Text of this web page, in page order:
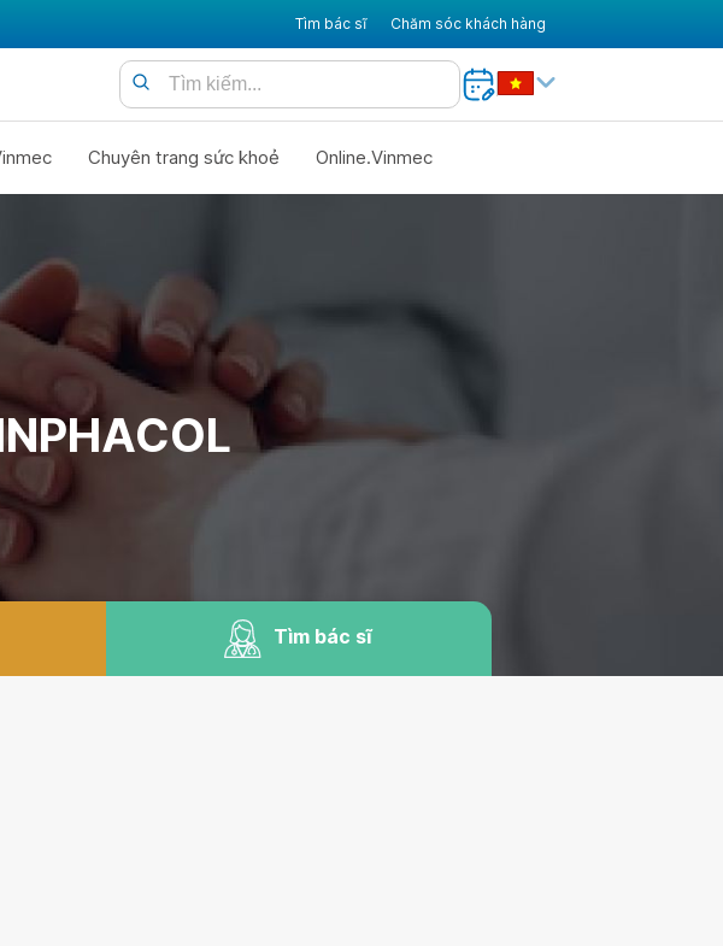
Tìm bác sĩ Chăm sóc khách hàng
Chuyên trang sức khoẻ Online.Vinmec
Tìm bác sĩ